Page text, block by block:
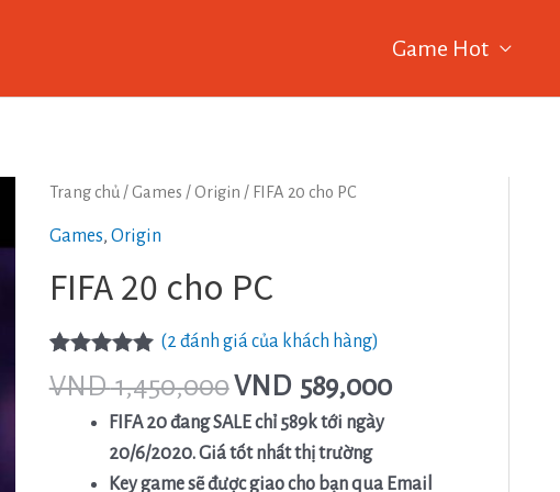
Game Hot
Trang chủ /Games /Origin / FIFA 20 cho PC
Games, Origin
FIFA 20 cho PC
dựa trên
đánh giá
(2 đánh giá của khách hàng)
VND1,450,000VND 589,000
FIFA 20 đang SALE chỉ 589k tới ngày
20/6/2020. Giá tốt nhất thị trường
Key game sẽ được giao cho bạn qua Email
FIFA
PC
lượng